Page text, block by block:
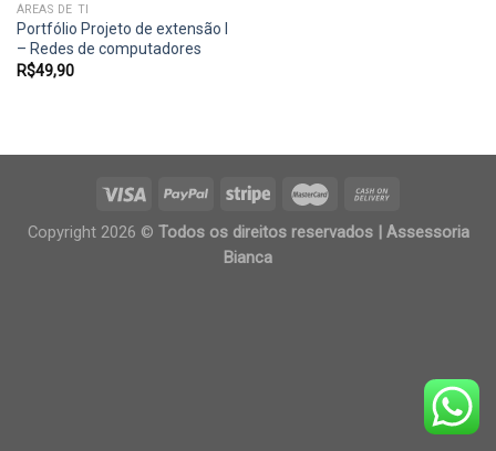
ÁREAS DE TI
Portfólio Projeto de extensão I
– Redes de computadores
R$49,90
Copyright 2026 © Todos os direitos reservados | Assessoria
Bianca